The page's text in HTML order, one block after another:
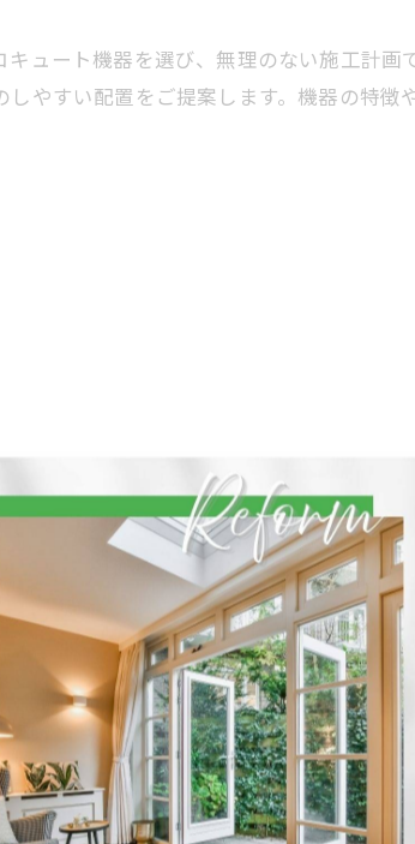
ュート機器を選び、無理のない施工計画
やすい配置をご提案します。機器の特徴